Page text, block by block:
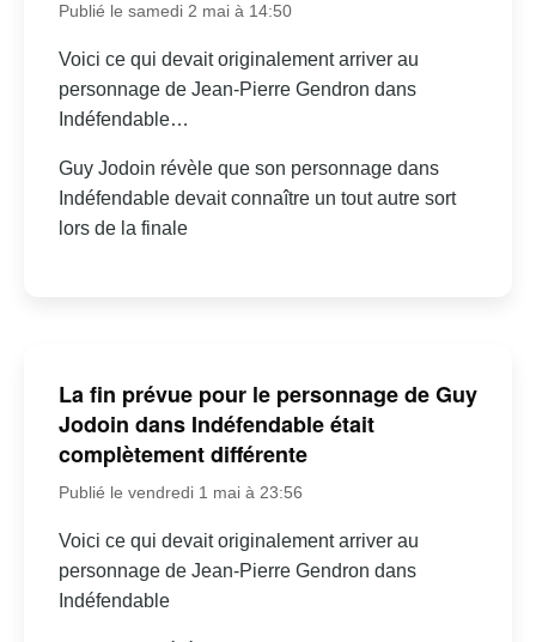
Publié le samedi 2 mai à 14:50
Voici ce qui devait originalement arriver au
personnage de Jean-Pierre Gendron dans
Indéfendable…
Guy Jodoin révèle que son personnage dans
Indéfendable devait connaître un tout autre sort
lors de la finale
La fin prévue pour le personnage de Guy
Jodoin dans Indéfendable était
complètement différente
Publié le vendredi 1 mai à 23:56
Voici ce qui devait originalement arriver au
personnage de Jean-Pierre Gendron dans
Indéfendable